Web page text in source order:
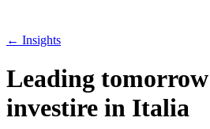
← Insights
Leading
investire in Italia